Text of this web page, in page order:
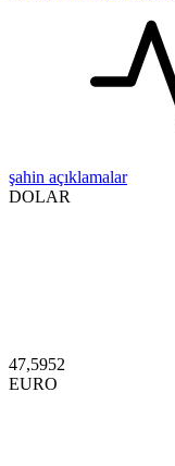
şahin açıklamalar
DOLAR
47,5952
EURO